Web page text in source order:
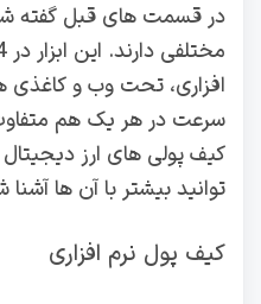
در قسمت های قبل گفته
افزاری، تحت وب و کاغذی
سرعت در هر یک هم
کیف پولی های ارز
توانید بیشتر با آن ها آشنا
کیف پول نرم افزاری